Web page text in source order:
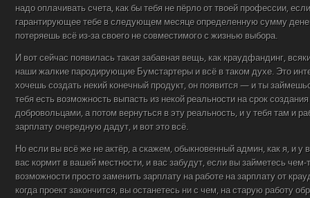
надо оплачивать счета, как бы тебя не пёрло от твоей профессии,
гарантирующее тебе в следующем месяце определенную сумму
потеряешь всё из-за своего не совместимого с жизнью выбора.
И вот сейчас появилась такая забавная вещь, как краудфандинг,
наши жалкие пародирующие Бумстартеры и всё в таком духе. Это
хочешь создать некий конечный продукт, он появится — и ты
тебя есть возможность выпасть из некой реальности на срок
добровольцами, а потом вернуться в эту реальность, и у тебя там и
зарплату очередную дадут, и вот это всё.
Но если вы всё же не актёр, а скажем, обыкновенный админ, как я, и у
вас кормит в вашей местности, и вас забудут, если вы займетесь
возможности просто заменить зарплату на работе на зарплату от
когда проект закончится, вы останетесь ни с чем, на старую работу